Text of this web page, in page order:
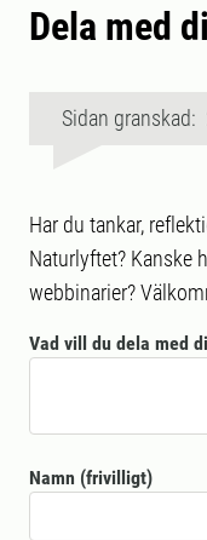
Dela med
Sidan
Har du tankar,
Naturlyftet? Kanske
webbinarier?
Vad vill du dela med
Namn (frivilligt)